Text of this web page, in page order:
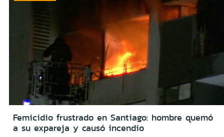
Femicidio frustrado en Santiago: hombre quemó
a su expareja y causó incendio